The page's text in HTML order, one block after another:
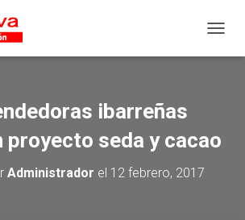
ibarreñas
proyecto seda y cacao
Administrador el 12 febrero, 2017